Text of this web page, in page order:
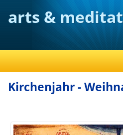
arts &
Kirchenjahr -